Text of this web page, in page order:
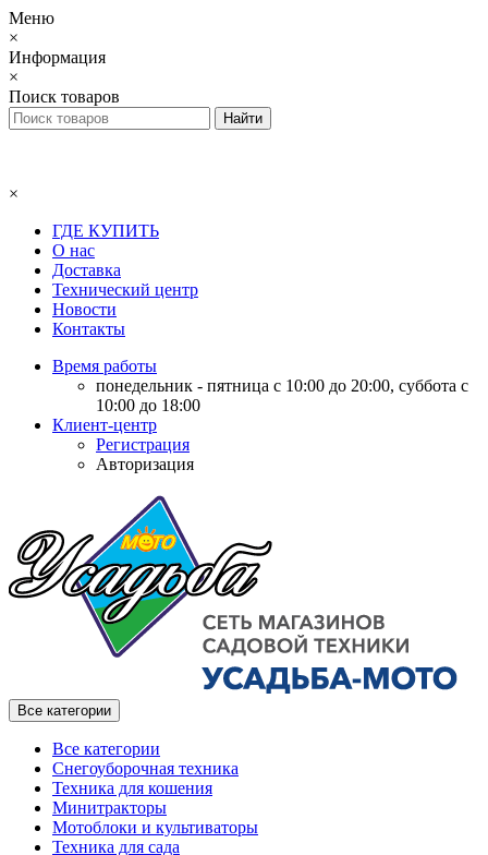
Меню
×
Информация
×
Поиск товаров
×
ГДЕ КУПИТЬ
О нас
Доставка
Технический центр
Новости
Контакты
Время работы
понедельник - пятница с 10:00 до 20:00, суббота с
10:00 до 18:00
Клиент-центр
Регистрация
Авторизация
Все категории
Все категории
Снегоуборочная техника
Техника для кошения
Минитракторы
Мотоблоки и культиваторы
Техника для сада